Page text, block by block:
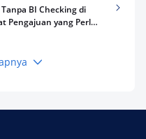
BI Checking di
Pengajuan yang Perlu